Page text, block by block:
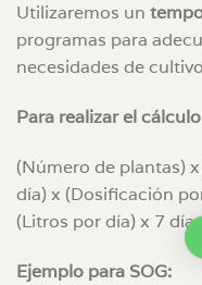
Utilizaremos un
programas para
necesidades de
Para realizar el cálculo
(Número de plantas)
día) x (Dosificación
(Litros por día) x 7
Ejemplo para SOG: